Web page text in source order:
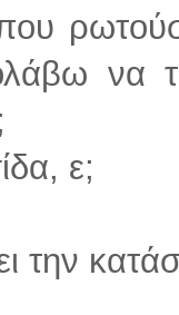
να
ε;
την